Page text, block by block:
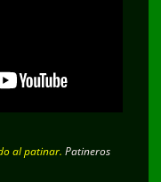
al patinar. Patineros